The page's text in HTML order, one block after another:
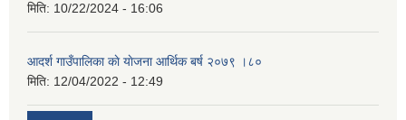
मिति: 10/22/2024 - 16:06
आदर्श गाउँपालिका काे याेजना आर्थिक बर्ष २०७९ ।८०
मिति: 12/04/2022 - 12:49